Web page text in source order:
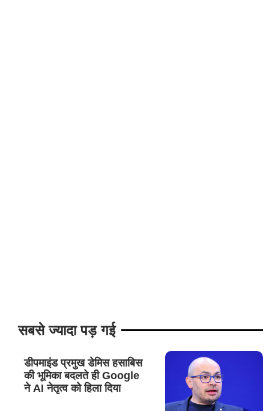
सबसे ज्यादा पड़ गई
डीपमाइंड प्रमुख डेमिस हसाबिस
की भूमिका बदलते ही Google
ने AI नेतृत्व को हिला दिया